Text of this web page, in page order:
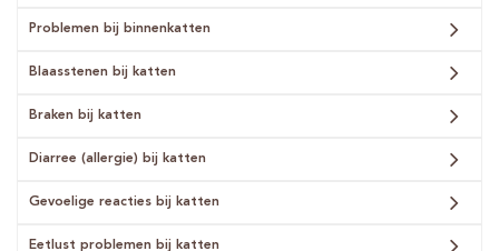
Problemen bij binnenkatten
Blaasstenen bij katten
Braken bij katten
Diarree (allergie) bij katten
Gevoelige reacties bij katten
Eetlust problemen bij katten